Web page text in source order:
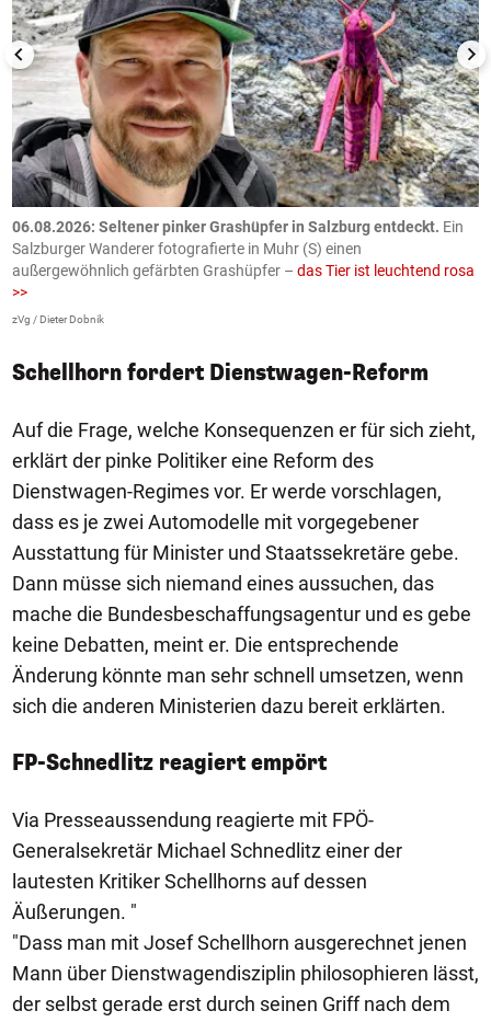
06.08.2026: Seltener pinker Grashüpfer in Salzburg entdeckt. Ein
Salzburger Wanderer fotografierte in Muhr (S) einen
außergewöhnlich gefärbten Grashüpfer – das Tier ist leuchtend rosa
>>
zVg / Dieter Dobnik
Schellhorn fordert Dienstwagen-Reform
Auf die Frage, welche Konsequenzen er für sich zieht,
erklärt der pinke Politiker eine Reform des
Dienstwagen-Regimes vor. Er werde vorschlagen,
dass es je zwei Automodelle mit vorgegebener
Ausstattung für Minister und Staatssekretäre gebe.
Dann müsse sich niemand eines aussuchen, das
mache die Bundesbeschaffungsagentur und es gebe
keine Debatten, meint er. Die entsprechende
Änderung könnte man sehr schnell umsetzen, wenn
sich die anderen Ministerien dazu bereit erklärten.
FP-Schnedlitz reagiert empört
Via Presseaussendung reagierte mit FPÖ-
Generalsekretär Michael Schnedlitz einer der
lautesten Kritiker Schellhorns auf dessen
Äußerungen. "
"Dass man mit Josef Schellhorn ausgerechnet jenen
Mann über Dienstwagendisziplin philosophieren lässt,
der selbst gerade erst durch seinen Griff nach dem